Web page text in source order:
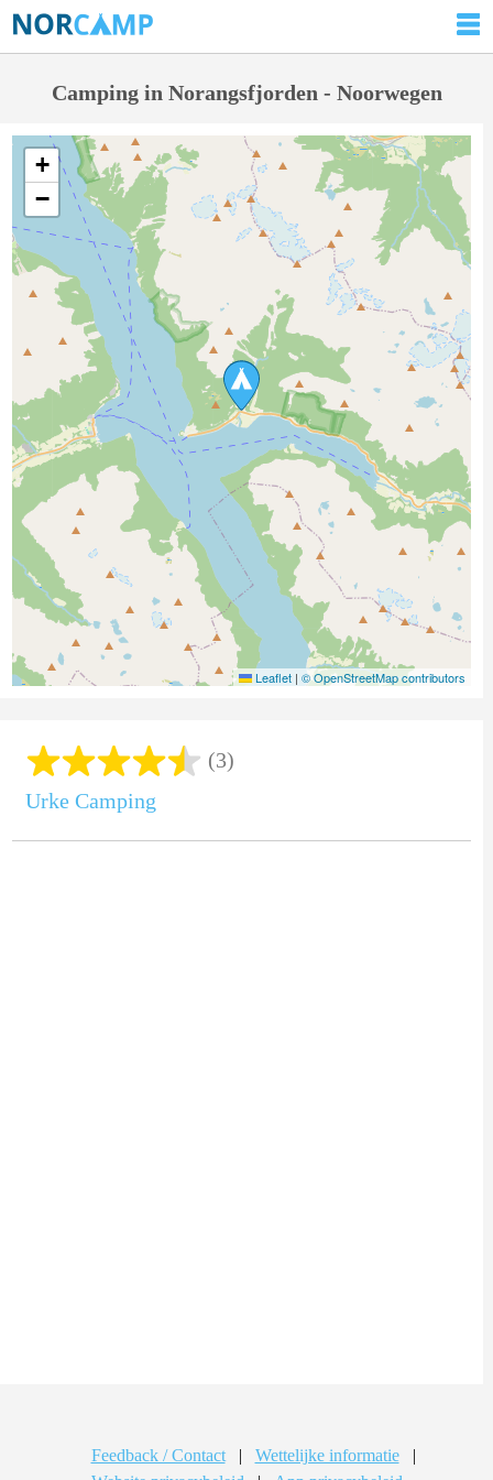
Camping in Norangsfjorden - Noorwegen
+
−
Leaflet | © OpenStreetMap contributors
(3)
Urke Camping
Feedback / Contact | Wettelijke informatie
|